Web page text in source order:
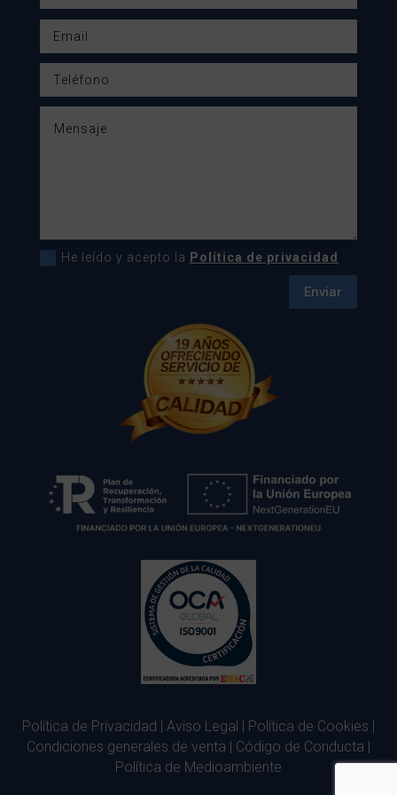
He leído y acepto la Política de privacidad
Enviar
Política de Privacidad | Aviso Legal | Política de Cookies |
Condiciones generales de venta | Código de Conducta |
Política de Medioambiente